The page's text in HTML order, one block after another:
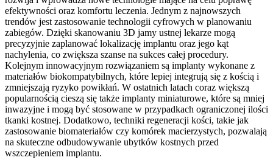
efektywności oraz komfortu leczenia. Jednym z najnowszych
trendów jest zastosowanie technologii cyfrowych w planowaniu
zabiegów. Dzięki skanowaniu 3D jamy ustnej lekarze mogą
precyzyjnie zaplanować lokalizację implantu oraz jego kąt
nachylenia, co zwiększa szanse na sukces całej procedury.
Kolejnym innowacyjnym rozwiązaniem są implanty wykonane z
materiałów biokompatybilnych, które lepiej integrują się z kością i
zmniejszają ryzyko powikłań. W ostatnich latach coraz większą
popularnością cieszą się także implanty miniaturowe, które są mniej
inwazyjne i mogą być stosowane w przypadkach ograniczonej ilości
tkanki kostnej. Dodatkowo, techniki regeneracji kości, takie jak
zastosowanie biomateriałów czy komórek macierzystych, pozwalają
na skuteczne odbudowywanie ubytków kostnych przed
wszczepieniem implantu.